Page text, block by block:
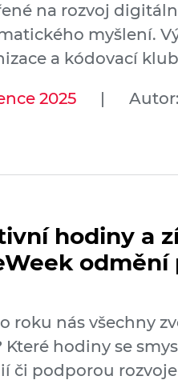
na rozvoj
myšlení.
a kódovací
2025 |
hodiny a
odmění
roku nás všechny
Které hodiny se
či podporou